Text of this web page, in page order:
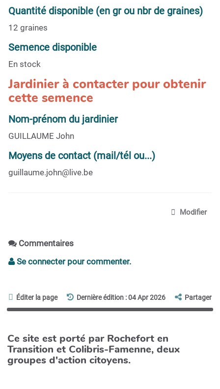
Quantité disponible (en gr ou nbr de graines)
12 graines
Semence disponible
En stock
Jardinier à contacter pour obtenir
cette semence
Nom-prénom du jardinier
GUILLAUME John
Moyens de contact (mail/tél ou...)
guillaume.john@live.be
Modifier
Commentaires
Se connecter pour commenter.
Éditer la page Dernière édition : 04 Apr 2026 Partager
Ce site est porté par Rochefort en
Transition et Colibris-Famenne, deux
groupes d'action citoyens.